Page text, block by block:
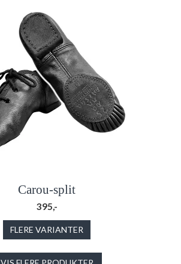
Carou-split
395,-
FLERE VARIANTER